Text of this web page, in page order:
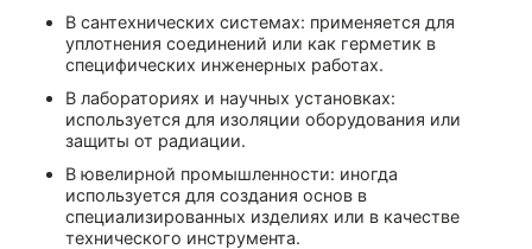
В сантехнических системах: применяется для
уплотнения соединений или как герметик в
специфических инженерных работах.
В лабораториях и научных установках:
используется для изоляции оборудования или
защиты от радиации.
В ювелирной промышленности: иногда
используется для создания основ в
специализированных изделиях или в качестве
технического инструмента.